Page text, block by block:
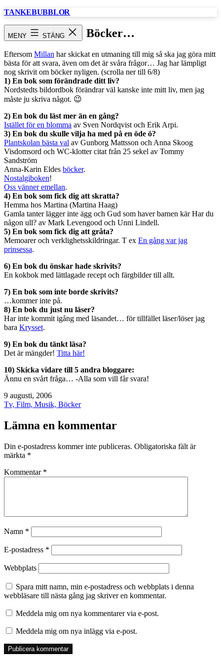
Hoppa
TANKEBUBBLOR
MENY STÄNG Böcker…
Eftersom Millan har skickat en utmaning till mig så ska jag göra mitt
bästa för att svara, även om det är svåra frågor… Jag har lämpligt
nog skrivit om böcker nyligen. (scrolla ner till 6/8)
1) En bok som förändrade ditt liv?
Nordstedts bildordbok förändrar väl kanske inte mitt liv, men jag
måste ju skriva något. 😉
2) En bok du läst mer än en gång?
Istället för en blomma av Sven Nordqvist och Erik Arpi.
3) En bok du skulle vilja ha med på en öde ö?
Plantskolan bästa val av Gunborg Mattsson och Anna Skoog
Visdomsord och WC-klotter citat från 25 sekel av Tommy
Sandström
Anna-Karin Eldes böcker.
Nostalgiboken!
Oss vänner emellan.
4) En bok som fick dig att skratta?
Hemma hos Martina (Martina Haag)
Gamla tanter lägger inte ägg och Gud som haver barnen kär Har du
någon ull? av Mark Levengood och Unni Lindell.
5) En bok som fick dig att gråta?
Memoarer och verklighetsskildringar. T ex En gång var jag
prinsessa.
6) En bok du önskar hade skrivits?
En kokbok med lättlagade recept och färgbilder till allt.
7) En bok som inte borde skrivits?
…kommer inte på.
8) En bok du just nu läser?
Har inte kommit igång med läsandet… för tillfället läser/löser jag
bara Krysset.
9) En bok du tänkt läsa?
Det är mängder! Titta här!
10) Skicka vidare till 5 andra bloggare:
Ännu en svårt fråga… -Alla som vill får svara!
Publicerat
den
9 augusti, 2006
Kategoriserat
Tv, Film, Musik, Böcker
Lämna en kommentar
Din e-postadress kommer inte publiceras. Obligatoriska fält är
märkta *
Kommentar *
Namn *
E-postadress *
Webbplats
Spara mitt namn, min e-postadress och webbplats i denna
webbläsare till nästa gång jag skriver en kommentar.
Meddela mig om nya kommentarer via e-post.
Meddela mig om nya inlägg via e-post.